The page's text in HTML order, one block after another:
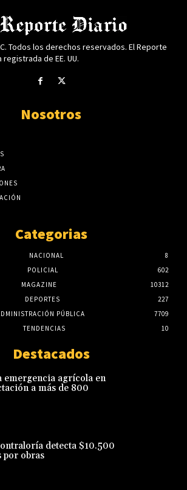
Todos los derechos reservados. El Reporte
de EE. UU.
Nosotros
Categorias
NACIONAL
8
POLICIAL
602
MAGAZINE
10312
DEPORTES
227
PÚBLICA
7709
TENDENCIAS
10
Destacados
emergencia agrícola en
a más de 800
detecta $10.500
por obras